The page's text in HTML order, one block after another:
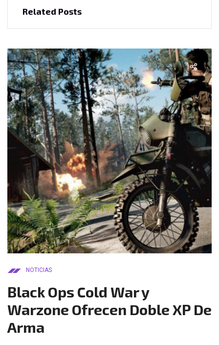
Related Posts
NOTICIAS
Black Ops Cold War y
Warzone Ofrecen Doble XP De
Arma